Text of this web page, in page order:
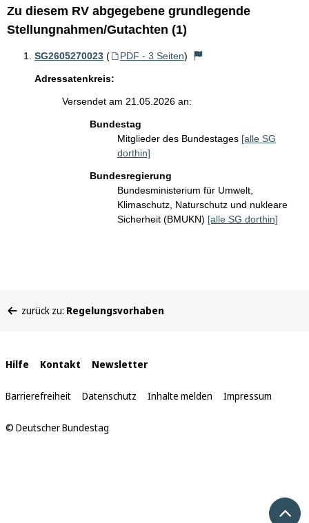
Zu diesem RV abgegebene grundlegende
Stellungnahmen/Gutachten (1)
SG2605270023 ( PDF - 3 Seiten)
Adressatenkreis:
Versendet am 21.05.2026 an:
Bundestag
Mitglieder des Bundestages [alle SG
dorthin]
Bundesregierung
Bundesministerium für Umwelt,
Klimaschutz, Naturschutz und nukleare
Sicherheit (BMUKN) [alle SG dorthin]
befinden
zurück zu: Regelungsvorhaben
Interne
Links
Hilfe Kontakt Newsletter
Barrierefreiheit Datenschutz Inhalte melden Impressum
© Deutscher Bundestag